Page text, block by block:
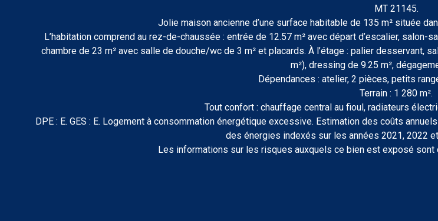
MT 21145.
Jolie maison ancienne d’une surface habitable de 135 m² située
L’habitation comprend au rez-de-chaussée : entrée de 12.57 m² avec départ d’escalier,
chambre de 23 m² avec salle de douche/wc de 3 m² et placards. À l’étage : palier desservant,
m²), dressing de 9.25 m²,
Dépendances : atelier, 2 pièces, petits
Terrain : 1 280 m².
Tout confort : chauffage central au fioul, radiateurs
DPE : E. GES : E. Logement à consommation énergétique excessive. Estimation des coûts
des énergies indexés sur les années 2021, 2022
Les informations sur les risques auxquels ce bien est exposé